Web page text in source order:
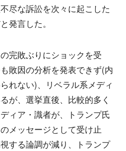
尽な訴訟を次々に起こした
発言した。
完敗ぶりにショックを受
敗因の分析を発表できず(内
れない)、リベラル系メディ
が、選挙直後、比較的多く
ィア・識者が、トランプ氏
メッセージとして受け止
する論調が減り、トランプ